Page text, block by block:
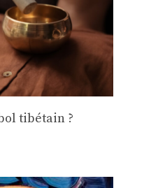
tibétain ?